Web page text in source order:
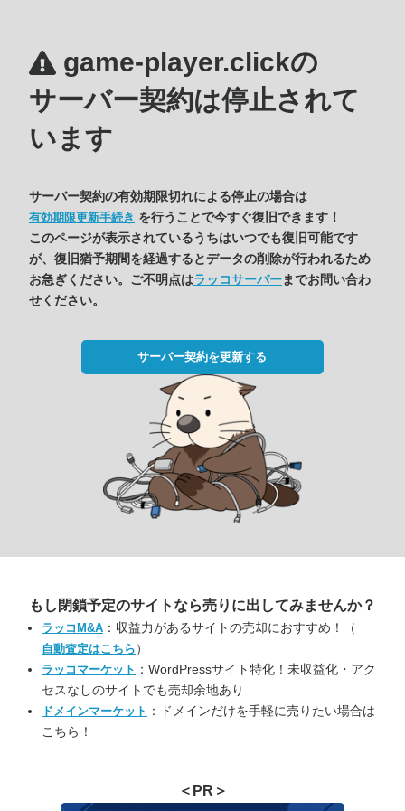
game-player.clickの
サーバー契約は停止されて
います
サーバー契約の有効期限切れによる停止の場合は
有効期限更新手続き を行うことで今すぐ復旧できます！
このページが表示されているうちはいつでも復旧可能です
が、復旧猶予期間を経過するとデータの削除が行われるため
お急ぎください。ご不明点はラッコサーバーまでお問い合わ
せください。
サーバー契約を更新する
もし閉鎖予定のサイトなら売りに出してみませんか？
ラッコM&A ：収益力があるサイトの売却におすすめ！（
自動査定はこちら ）
ラッコマーケット ：WordPressサイト特化！未収益化・アク
セスなしのサイトでも売却余地あり
ドメインマーケット ：ドメインだけを手軽に売りたい場合は
こちら！
＜PR＞